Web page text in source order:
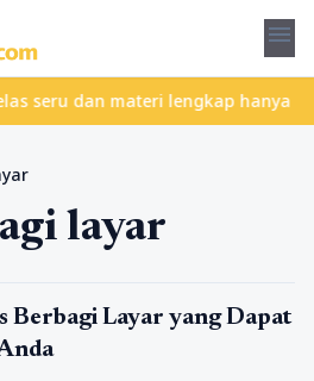
menu
dan materi lengkap hanya di
layar
Berbagi Layar yang Dapat